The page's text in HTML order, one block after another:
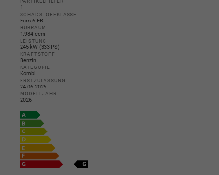
1
SCHADSTOFFKLASSE
Euro 6 EB
HUBRAUM
1.984 ccm
LEISTUNG
245 kW (333 PS)
KRAFTSTOFF
Benzin
KATEGORIE
Kombi
ERSTZULASSUNG
24.06.2026
MODELLJAHR
2026